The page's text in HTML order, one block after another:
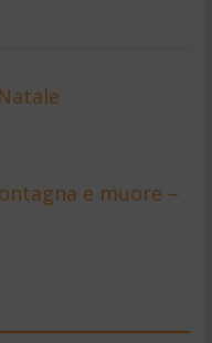
e muore –